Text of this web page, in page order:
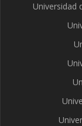
Universidad